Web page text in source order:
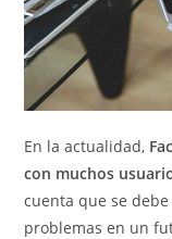
En la actualidad,
con muchos
cuenta que se
problemas en un